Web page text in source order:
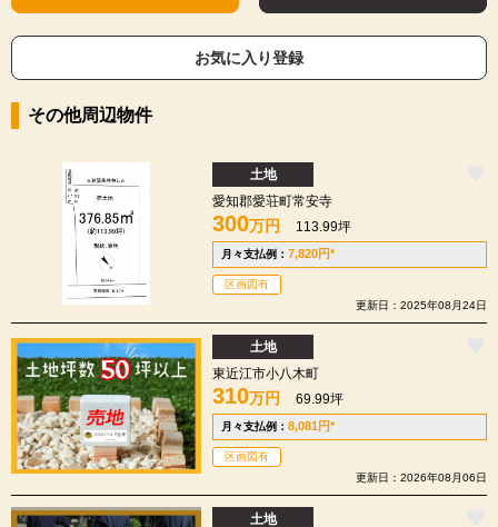
お気に入り登録
その他周辺物件
土地
愛知郡愛荘町常安寺
300万円 113.99坪
月々支払例：7,820円*
区画図有
更新日：2025年08月24日
土地
東近江市小八木町
310万円 69.99坪
月々支払例：8,081円*
区画図有
更新日：2026年08月06日
土地